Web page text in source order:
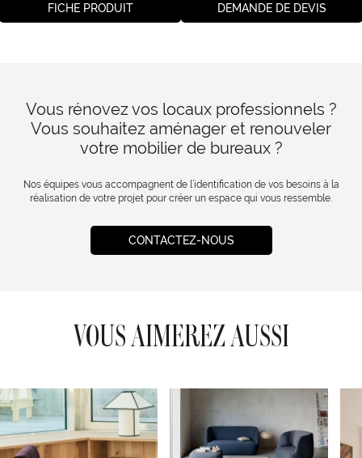
FICHE PRODUIT DEMANDE DE DEVIS
Vous rénovez vos locaux professionnels ?
Vous souhaitez aménager et renouveler
votre mobilier de bureaux ?
Nos équipes vous accompagnent de l’identification de vos besoins à la
réalisation de votre projet pour créer un espace qui vous ressemble.
CONTACTEZ-NOUS
VOUS AIMEREZ AUSSI